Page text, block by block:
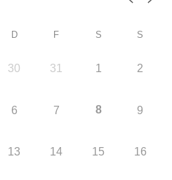
D F S S
30 31 1 2
6 7 8 9
13 14 15 16